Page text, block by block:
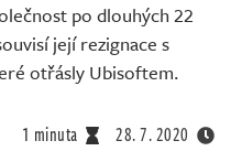
po dlouhých 22
její rezignace s
otřásly Ubisoftem.
1 minuta 28. 7. 2020